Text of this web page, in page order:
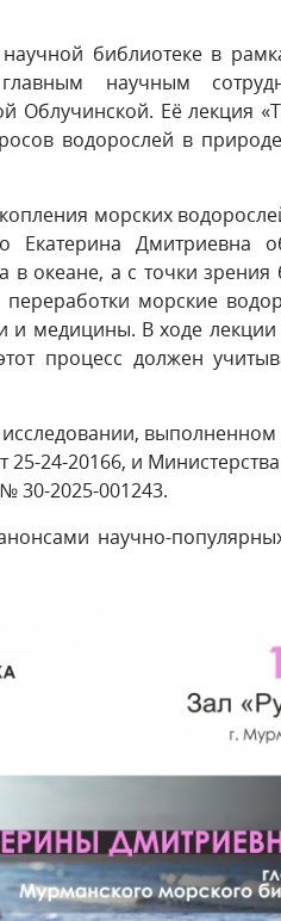
библиотеке в
научным
Облучинской. Её лекция
водорослей в
морских
Екатерина Дмитриевна
в океане, а с точки
морские
и медицины. В ходе
процесс должен
25-24-20166, и
30-2025-001243.
научно-